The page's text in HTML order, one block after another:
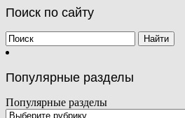
Поиск по сайту
Популярные разделы
Популярные разделы